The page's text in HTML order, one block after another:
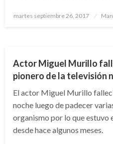
Publicado
martes septiembre 26, 2017
Actor Miguel Murillo
pionero de la televisión
El actor Miguel Murillo
noche luego de padecer
organismo por lo que estuvo
desde hace algunos meses.